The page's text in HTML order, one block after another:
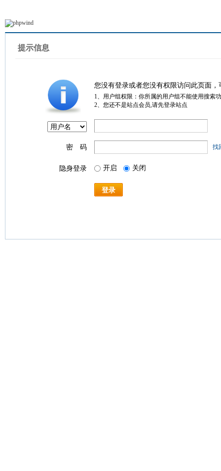
提示信息
您没有登录或者您没有权限访问此页面
1、用户组权限：你所属的用户组不能使用搜索
2、您还不是站点会员,请先登录站点
密 码 找
隐身登录 开启 关闭
登录